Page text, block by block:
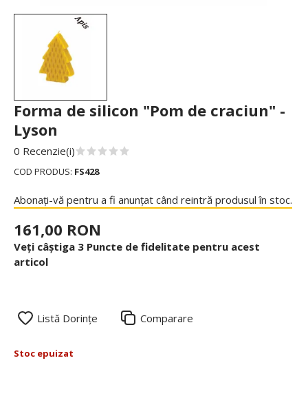
Forma de silicon "Pom de craciun" -
Lyson
0 Recenzie(i)
COD PRODUS: FS428
Abonați-vă pentru a fi anunțat când reintră produsul în stoc.
161,00 RON
Veți câștiga 3 Puncte de fidelitate pentru acest
articol
Listă Dorințe Comparare
Stoc epuizat